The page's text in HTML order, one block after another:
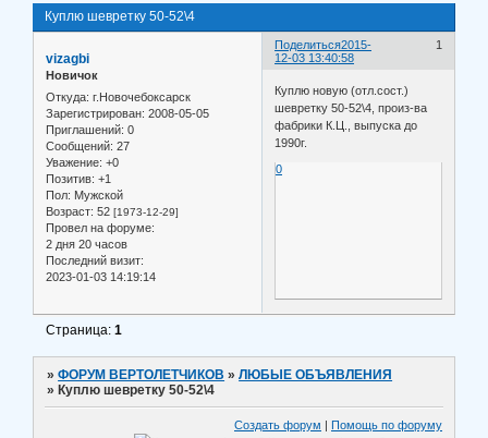
Куплю шевретку 50-52\4
Поделиться 1
2015-
12-03 13:40:58
vizagbi
Новичок
Откуда: г.Новочебоксарск
Зарегистрирован: 2008-05-05
Приглашений: 0
Сообщений: 27
Уважение: +0
Позитив: +1
Пол: Мужской
Возраст: 52 [1973-12-29]
Провел на форуме:
2 дня 20 часов
Последний визит:
2023-01-03 14:19:14
Куплю новую (отл.сост.)
шевретку 50-52\4, произ-ва
фабрики К.Ц., выпуска до
1990г.
0
Страница:1
»ФОРУМ ВЕРТОЛЕТЧИКОВ »ЛЮБЫЕ ОБЪЯВЛЕНИЯ
» Куплю шевретку 50-52\4
Создать форум | Помощь по форуму